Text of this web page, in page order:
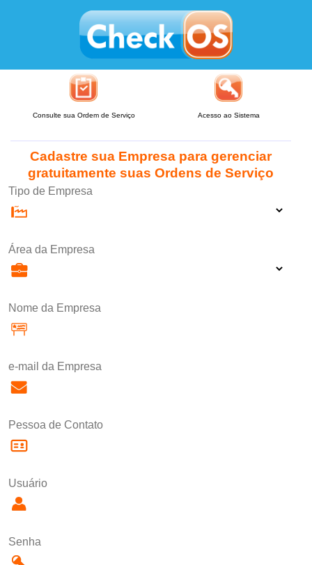
Consulte sua Ordem de Serviço Acesso ao Sistema
Cadastre sua Empresa para gerenciar
gratuitamente suas Ordens de Serviço
Tipo de Empresa
Área da Empresa
Nome da Empresa
e-mail da Empresa
Pessoa de Contato
Usuário
Senha